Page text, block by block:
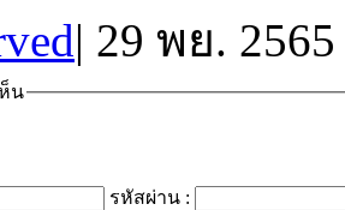
| 29 พย.
น
รหัสผ่าน :